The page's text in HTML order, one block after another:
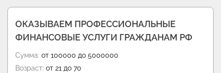
ОКАЗЫВАЕМ ПРОФЕССИОНАЛЬНЫЕ
ФИНАНСОВЫЕ УСЛУГИ ГРАЖДАНАМ РФ
Сумма: от 100000 до 5000000
Возраст: от 21 до 70